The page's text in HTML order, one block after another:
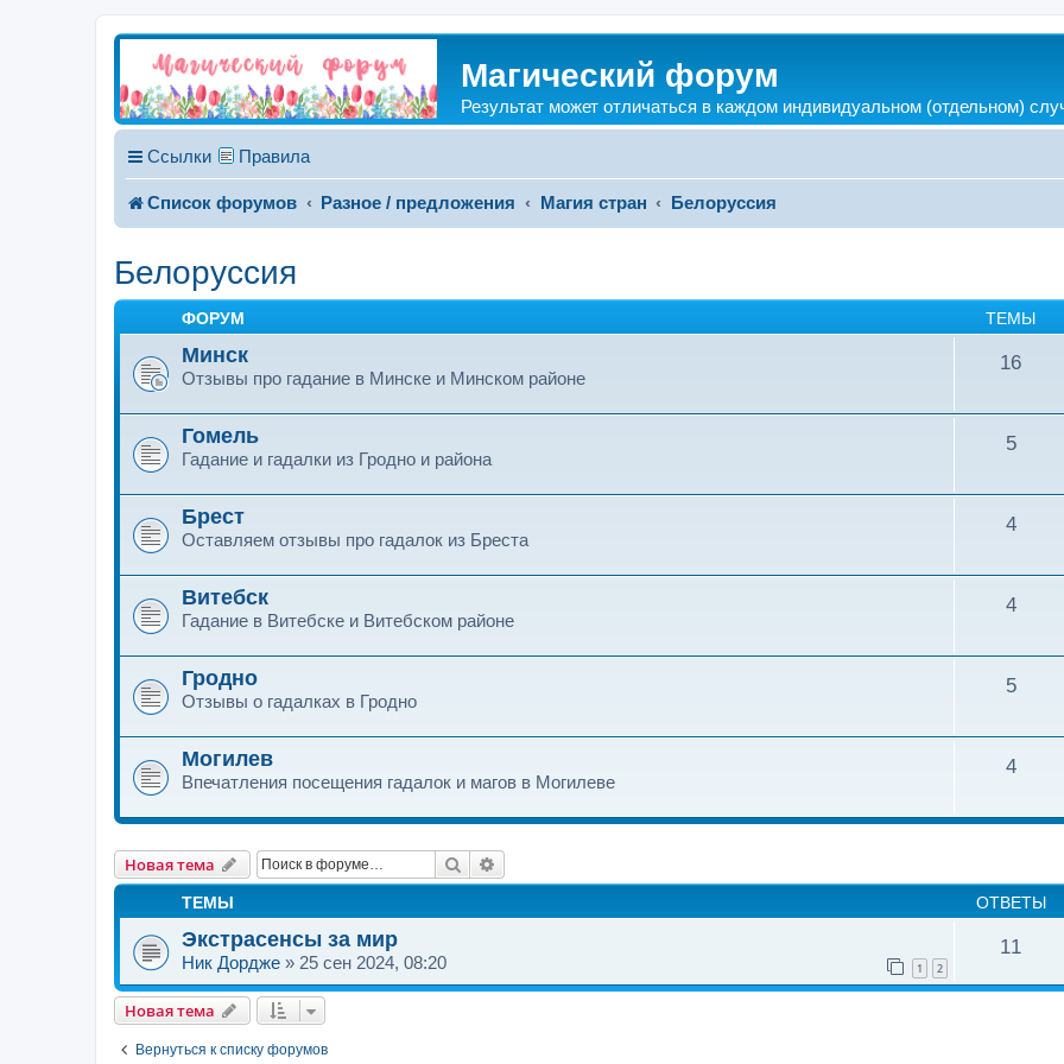
Магический форум
Результат может отличаться в каждом индивидуальном (отдельном)
Ссылки Правила
Список форумов Разное / предложения Магия стран Белоруссия
Белоруссия
ФОРУМ ТЕМЫ
Минск
Отзывы про гадание в Минске и Минском районе
16
Гомель
Гадание и гадалки из Гродно и района
5
Брест
Оставляем отзывы про гадалок из Бреста
4
Витебск
Гадание в Витебске и Витебском районе
4
Гродно
Отзывы о гадалках в Гродно
5
Могилев
Впечатления посещения гадалок и магов в Могилеве
4
Новая тема Поиск
ТЕМЫ ОТВЕТЫ
Экстрасенсы за мир
Ник Дордже » 25 сен 2024, 08:20 1 2
11
Новая тема
Вернуться к списку форумов